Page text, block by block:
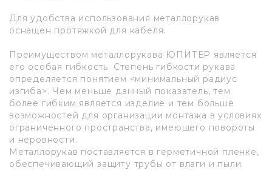
Для удобства использования металлорукав
оснащен протяжкой для кабеля.
Преимуществом металлорукава ЮПИТЕР является
его особая гибкость. Степень гибкости рукава
определяется понятием <минимальный радиус
изгиба>. Чем меньше данный показатель, тем
более гибким является изделие и тем больше
возможностей для организации монтажа в условиях
ограниченного пространства, имеющего повороты
и неровности.
Металлорукав поставляется в герметичной пленке,
обеспечивающий защиту трубы от влаги и пыли.